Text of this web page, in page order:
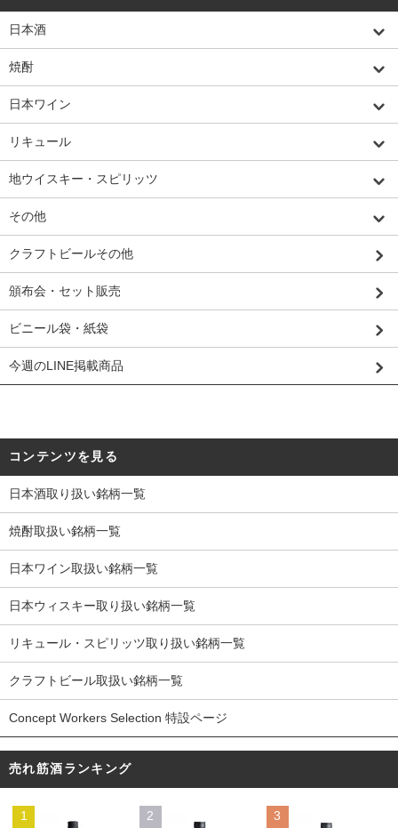
日本酒
焼酎
日本ワイン
リキュール
地ウイスキー・スピリッツ
その他
クラフトビールその他
頒布会・セット販売
ビニール袋・紙袋
今週のLINE掲載商品
コンテンツを見る
日本酒取り扱い銘柄一覧
焼酎取扱い銘柄一覧
日本ワイン取扱い銘柄一覧
日本ウィスキー取り扱い銘柄一覧
リキュール・スピリッツ取り扱い銘柄一覧
クラフトビール取扱い銘柄一覧
Concept Workers Selection 特設ページ
売れ筋酒ランキング
1 2 3